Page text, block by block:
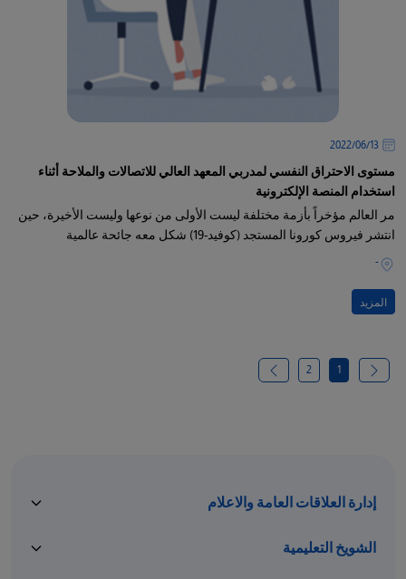
13‏/06‏/2022
مستوى الاحتراق النفسي لمدربي المعهد العالي للاتصالات والملاحة أثناء
استخدام المنصة الإلكترونية
مر العالم مؤخراً بأزمة مختلفة ليست الأولى من نوعها وليست الأخيرة، حين
انتشر فيروس كورونا المستجد (كوفيد-19) شكل معه جائحة عالمية
-
المزيد
1
2
إدارة العلاقات العامة والاعلام
الشويخ التعليمية